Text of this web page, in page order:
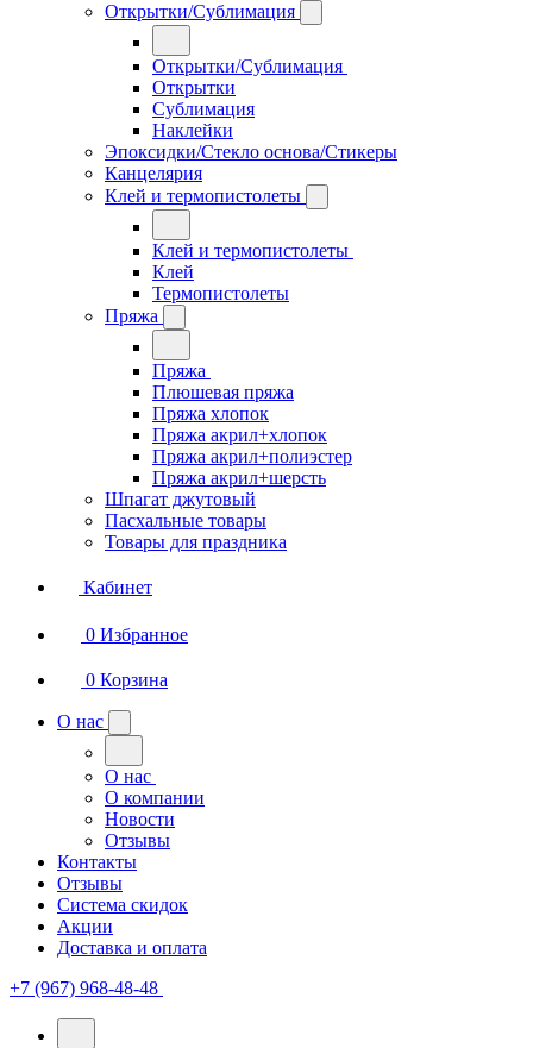
Открытки/Сублимация
Открытки/Сублимация
Открытки
Сублимация
Наклейки
Эпоксидки/Стекло основа/Стикеры
Канцелярия
Клей и термопистолеты
Клей и термопистолеты
Клей
Термопистолеты
Пряжа
Пряжа
Плюшевая пряжа
Пряжа хлопок
Пряжа акрил+хлопок
Пряжа акрил+полиэстер
Пряжа акрил+шерсть
Шпагат джутовый
Пасхальные товары
Товары для праздника
Кабинет
0 Избранное
0 Корзина
О нас
О нас
О компании
Новости
Отзывы
Контакты
Отзывы
Система скидок
Акции
Доставка и оплата
+7 (967) 968-48-48